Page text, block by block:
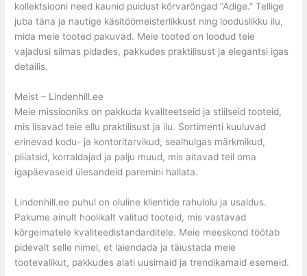
kollektsiooni need kaunid puidust kõrvarõngad “Adige.” Tellige
juba täna ja nautige käsitöömeisterlikkust ning looduslikku ilu,
mida meie tooted pakuvad. Meie tooted on loodud teie
vajadusi silmas pidades, pakkudes praktilisust ja elegantsi igas
detailis.
Meist – Lindenhill.ee
Meie missiooniks on pakkuda kvaliteetseid ja stiilseid tooteid,
mis lisavad teie ellu praktilisust ja ilu. Sortimenti kuuluvad
erinevad kodu- ja kontoritarvikud, sealhulgas märkmikud,
pliiatsid, korraldajad ja palju muud, mis aitavad teil oma
igapäevaseid ülesandeid paremini hallata.
Lindenhill.ee puhul on oluline klientide rahulolu ja usaldus.
Pakume ainult hoolikalt valitud tooteid, mis vastavad
kõrgeimatele kvaliteedistandarditele. Meie meeskond töötab
pidevalt selle nimel, et laiendada ja täiustada meie
tootevalikut, pakkudes alati uusimaid ja trendikamaid esemeid.